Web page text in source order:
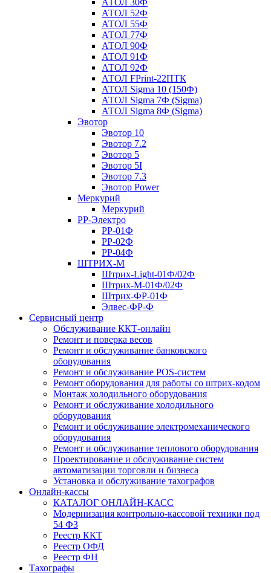
АТОЛ 30Ф
АТОЛ 52Ф
АТОЛ 55Ф
АТОЛ 77Ф
АТОЛ 90Ф
АТОЛ 91Ф
АТОЛ 92Ф
АТОЛ FPrint-22ПТК
АТОЛ Sigma 10 (150Ф)
АТОЛ Sigma 7Ф (Sigma)
АТОЛ Sigma 8Ф (Sigma)
Эвотор
Эвотор 10
Эвотор 7.2
Эвотор 5
Эвотор 5I
Эвотор 7.3
Эвотор Power
Меркурий
Меркурий
РР-Электро
РР-01Ф
РР-02Ф
РР-04Ф
ШТРИХ-М
Штрих-Light-01Ф/02Ф
Штрих-М-01Ф/02Ф
Штрих-ФР-01Ф
Элвес-ФР-Ф
Сервисный центр
Обслуживание ККТ-онлайн
Ремонт и поверка весов
Ремонт и обслуживание банковского
оборудования
Ремонт и обслуживание POS-систем
Ремонт оборудования для работы со штрих-кодом
Монтаж холодильного оборудования
Ремонт и обслуживание холодильного
оборудования
Ремонт и обслуживание электромеханического
оборудования
Ремонт и обслуживание теплового оборудования
Проектирование и обслуживание систем
автоматизации торговли и бизнеса
Установка и обслуживание тахографов
Онлайн-кассы
КАТАЛОГ ОНЛАЙН-КАСС
Модернизация контрольно-кассовой техники под
54 ФЗ
Реестр ККТ
Реестр ОФД
Реестр ФН
Тахографы